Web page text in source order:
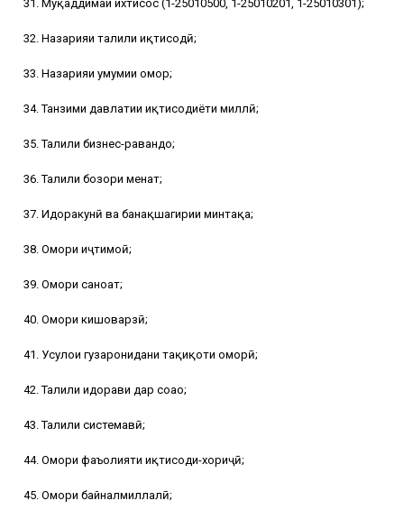
31. Муқаддимаи ихтисос (1-25010500, 1-25010201, 1-25010301);
32. Назарияи таҳлили иқтисодӣ;
33. Назарияи умумии омор;
34. Танзими давлатии иқтисодиёти миллӣ;
35. Таҳлили бизнес-равандҳо;
36. Таҳлили бозори меҳнат;
37. Идоракунӣ ва банақшагирии минтақа;
38. Омори иҷтимоӣ;
39. Омори саноат;
40. Омори кишоварзӣ;
41. Усулҳои гузаронидани таҳқиқоти оморӣ;
42. Таҳлили идорави дар соҳаҳо;
43. Таҳлили системавӣ;
44. Омори фаъолияти иқтисоди-хориҷӣ;
45. Омори байналмиллалӣ;